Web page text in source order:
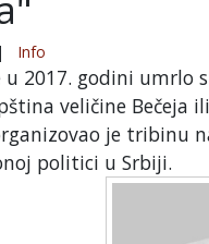
| Info
u 2017. godini umrlo
veličine Bečeja
je tribinu
politici u Srbiji.